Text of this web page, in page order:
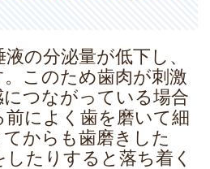
の分泌量が低下し、
このため歯肉が刺激
つながっている場合
前によく歯を磨いて細
からも歯磨きした
たりすると落ち着く